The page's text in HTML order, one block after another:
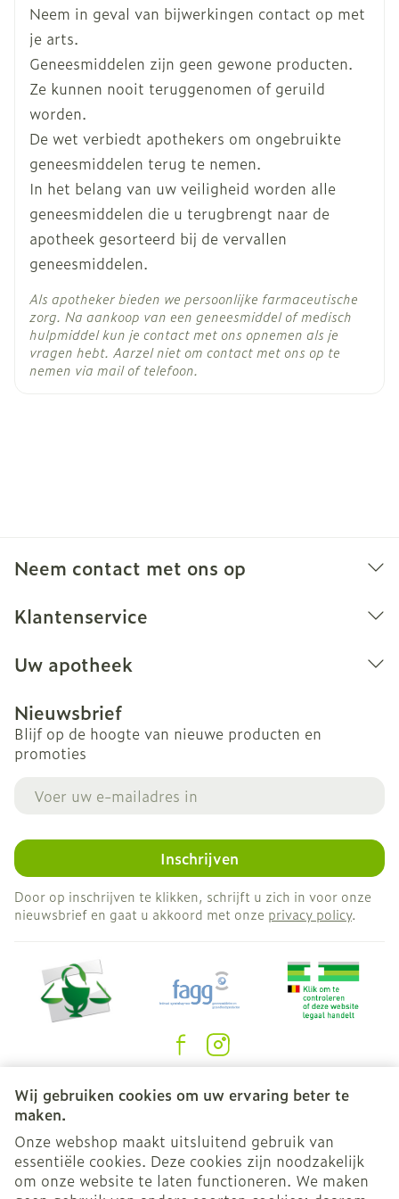
Wij gebruiken cookies om uw ervaring beter te
maken.
Onze webshop maakt uitsluitend gebruik van
essentiële cookies. Deze cookies zijn noodzakelijk
om onze website te laten functioneren. We maken
ontlasting 'doorlekt'. Dit komt voor bij bepaalde
darmaandoeningen.
Als u aanhoudende maagpijn heeft, als u een
hoge temperatuur heeft en / of uw ontlasting
slijm en / of bloed bevat. Deze symptomen
kunnen worden veroorzaakt door
voedselvergiftiging of door infectie of
ontsteking van de dikke darm.
Als u een bacteriële ontsteking heeft van de
grote en / of dunne darm veroorzaakt door
invasieve organismen, waaronder Salmonella,
Shigella en Campylobacter.
Als u ernstige darmontsteking heeft (bijv.
colitis ulcerosa of pseudomembraneuze colitis
antibiotica).
In alle gevallen waarin normale stoelgang niet
onderdrukt mag worden.
Als de symptomen langer dan 48 uur
aanhouden, stop dan met het innemen van de
capsules en raadpleeg uw arts.
Vervang verloren vloeistof door meer vloeistof
te drinken dan normaal.
OVERSCHRIJD DE VERMELDE DOSIS NIET.
Diepte 58 mm
Actieve
Ingrediënten
loperamide hydrochloride
Behoud
25°C)
Neem in geval van bijwerkingen contact op met
je arts.
Geneesmiddelen zijn geen gewone producten.
Ze kunnen nooit teruggenomen of geruild
worden.
De wet verbiedt apothekers om ongebruikte
geneesmiddelen terug te nemen.
In het belang van uw veiligheid worden alle
geneesmiddelen die u terugbrengt naar de
apotheek gesorteerd bij de vervallen
geneesmiddelen.
Als apotheker bieden we persoonlijke farmaceutische
zorg. Na aankoop van een geneesmiddel of medisch
hulpmiddel kun je contact met ons opnemen als je
vragen hebt. Aarzel niet om contact met ons op te
nemen via mail of telefoon.
Neem contact met ons op
Klantenservice
Uw apotheek
Nieuwsbrief
Blijf op de hoogte van nieuwe producten en
promoties
Inschrijven
Door op inschrijven te klikken, schrijft u zich in voor onze
nieuwsbrief en gaat u akkoord met onze privacy policy.
Juridische links